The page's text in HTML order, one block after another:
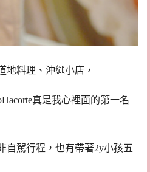
地料理、沖繩小店，
真是我心裡面的第一名
自駕行程，也有帶著2y小孩五